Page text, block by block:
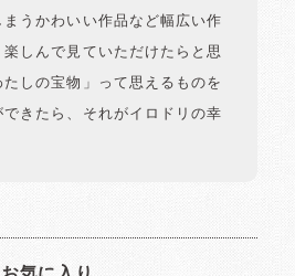
うかわいい作品など幅広い作
しんで見ていただけたらと思
しの宝物」って思えるものを
できたら、それがイロドリの幸